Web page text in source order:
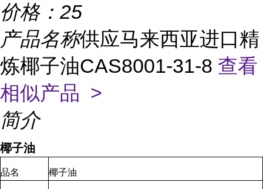
价格： 25
产品名称供应马来西亚进口精
炼椰子油CAS8001-31-8 查看
相似产品 >
简介
椰子油
品名 椰子油